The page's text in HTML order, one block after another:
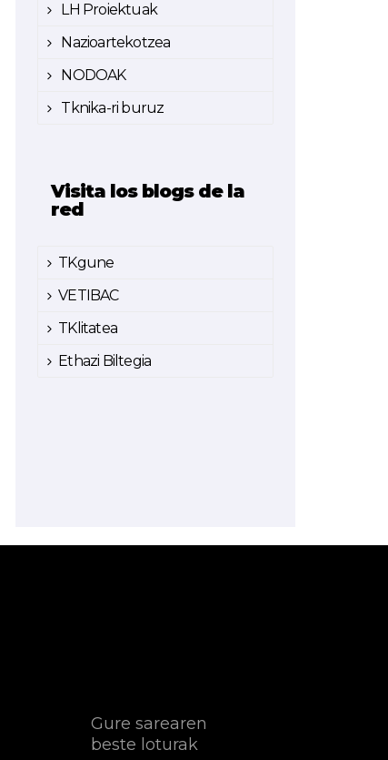
LH Proiektuak
Nazioartekotzea
NODOAK
Tknika-ri buruz
Visita los blogs de la
red
TKgune
VETIBAC
TKlitatea
Ethazi Biltegia
Gure sarearen
beste loturak